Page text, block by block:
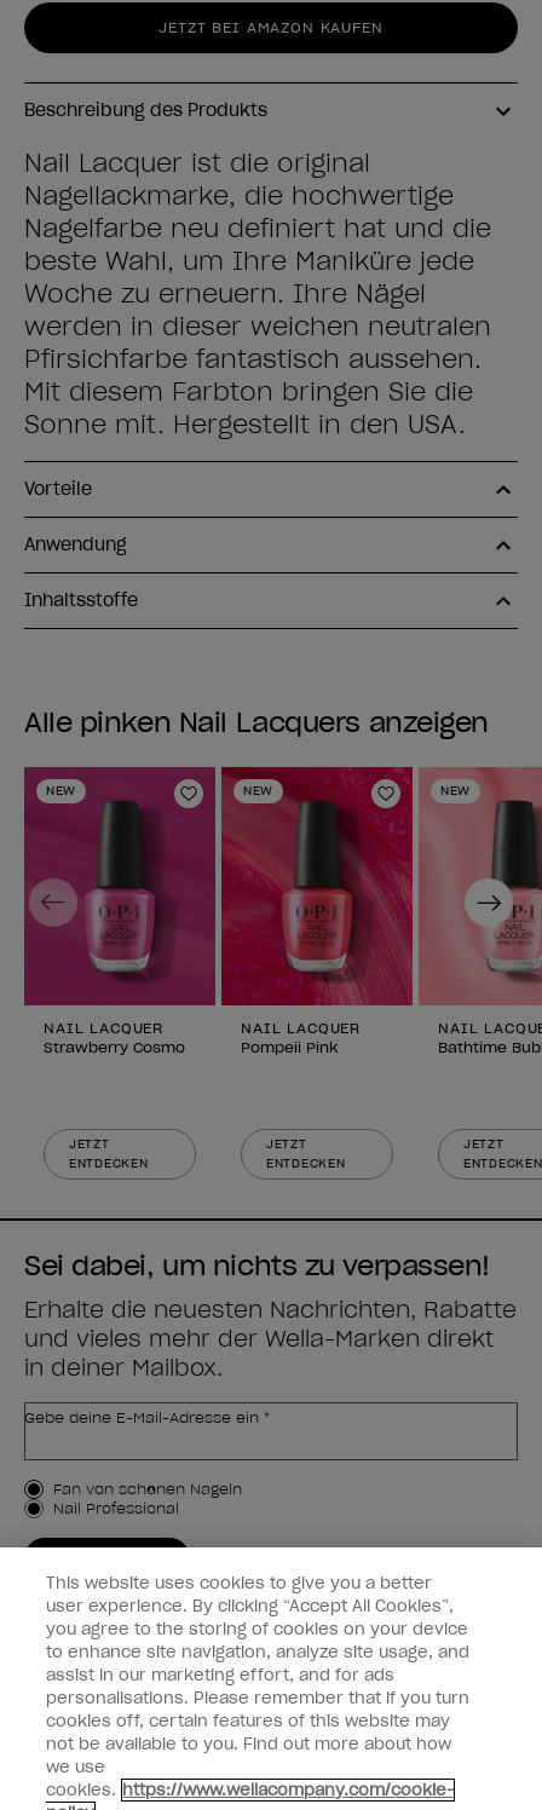
Form des Produkts
JETZT BEI AMAZON KAUFEN
Beschreibung des Produkts
Nail Lacquer ist die original
Nagellackmarke, die hochwertige
Nagelfarbe neu definiert hat und die
beste Wahl, um Ihre Maniküre jede
Woche zu erneuern. Ihre Nägel
werden in dieser weichen neutralen
Pfirsichfarbe fantastisch aussehen.
Mit diesem Farbton bringen Sie die
Sonne mit. Hergestellt in den USA.
Vorteile
Anwendung
Inhaltsstoffe
Alle pinken Nail Lacquers anzeigen
NEW
Zur Wunschliste hinzufügen
NAIL LACQUER
Strawberry Cosmo
JETZT
ENTDECKEN
NEW
Zur
NAIL LACQUER
Pompeii Pink
JETZT
ENTDECKEN
NEW
NAIL
Bathtime
JETZT
ENTDECKEN
Previous Next
Sei dabei, um nichts zu verpassen!
Erhalte die neuesten Nachrichten, Rabatte
und vieles mehr der Wella-Marken direkt
in deiner Mailbox.
Gebe deine E-Mail-Adresse ein *
Kundenart
Fan von schönen Nägeln
Nail Professional
Kundeninformationen
Vernetzen
facebookinstagram
This website uses cookies to give you a better
user experience. By clicking “Accept All Cookies”,
you agree to the storing of cookies on your device
to enhance site navigation, analyze site usage, and
assist in our marketing effort, and for ads
personalisations. Please remember that if you turn
cookies off, certain features of this website may
not be available to you. Find out more about how
we use
cookies. https://www.wellacompany.com/cookie-